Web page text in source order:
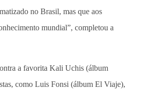
no Brasil, mas que aos
mundial”, completou a
a favorita Kali Uchis (álbum
como Luis Fonsi (álbum El Viaje),